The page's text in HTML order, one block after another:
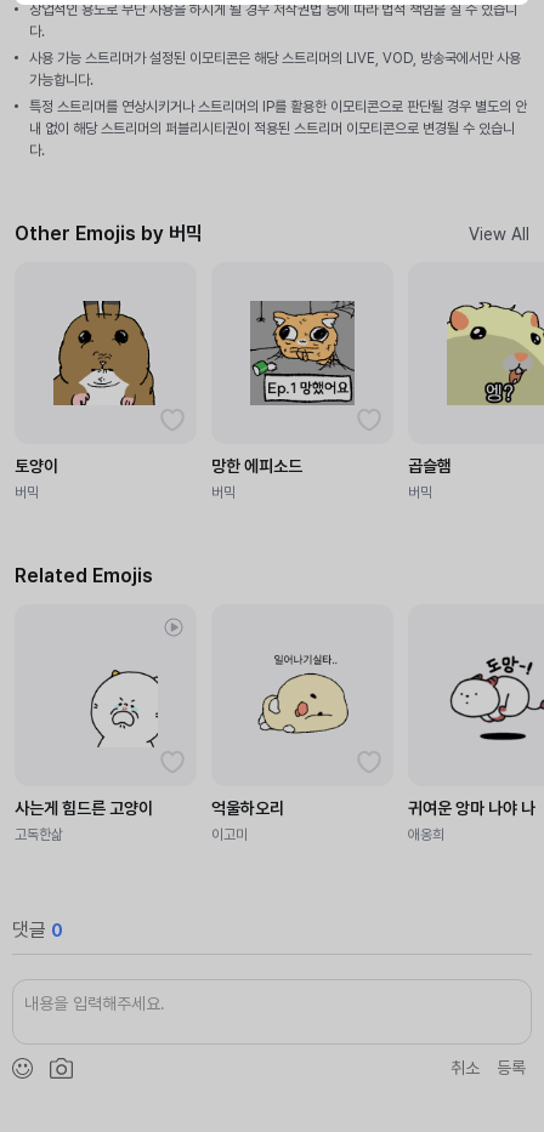
상업적인 용도로 무단 사용을 하시게 될 경우 저작권법 등에 따라 법적 책임을 질 수 있습니
다.
사용 가능 스트리머가 설정된 이모티콘은 해당 스트리머의 LIVE, VOD, 방송국에서만 사용
가능합니다.
특정 스트리머를 연상시키거나 스트리머의 IP를 활용한 이모티콘으로 판단될 경우 별도의 안
내 없이 해당 스트리머의 퍼블리시티권이 적용된 스트리머 이모티콘으로 변경될 수 있습니
다.
Other Emojis by 버믹 View All
토양이
버믹
망한 에피소드
버믹
곱슬햄
버믹
Related Emojis
사는게 힘드른 고양이
고독한삶
억울하오리
이고미
귀여운 앙마 나야 나
애옹희
댓글 0
취소 등록